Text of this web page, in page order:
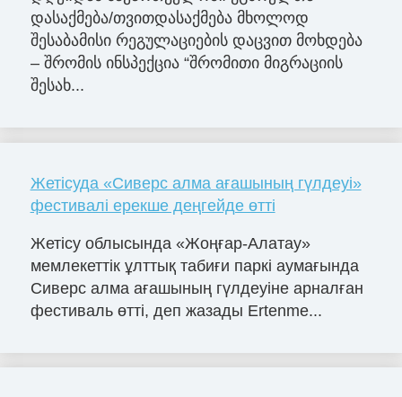
დასაქმება/თვითდასაქმება მხოლოდ
შესაბამისი რეგულაციების დაცვით მოხდება
– შრომის ინსპექცია “შრომითი მიგრაციის
შესახ...
Жетісуда «Сиверс алма ағашының гүлдеуі»
фестивалі ерекше деңгейде өтті
Жетісу облысында «Жоңғар-Алатау»
мемлекеттік ұлттық табиғи паркі аумағында
Сиверс алма ағашының гүлдеуіне арналған
фестиваль өтті, деп жазады Ertenme...